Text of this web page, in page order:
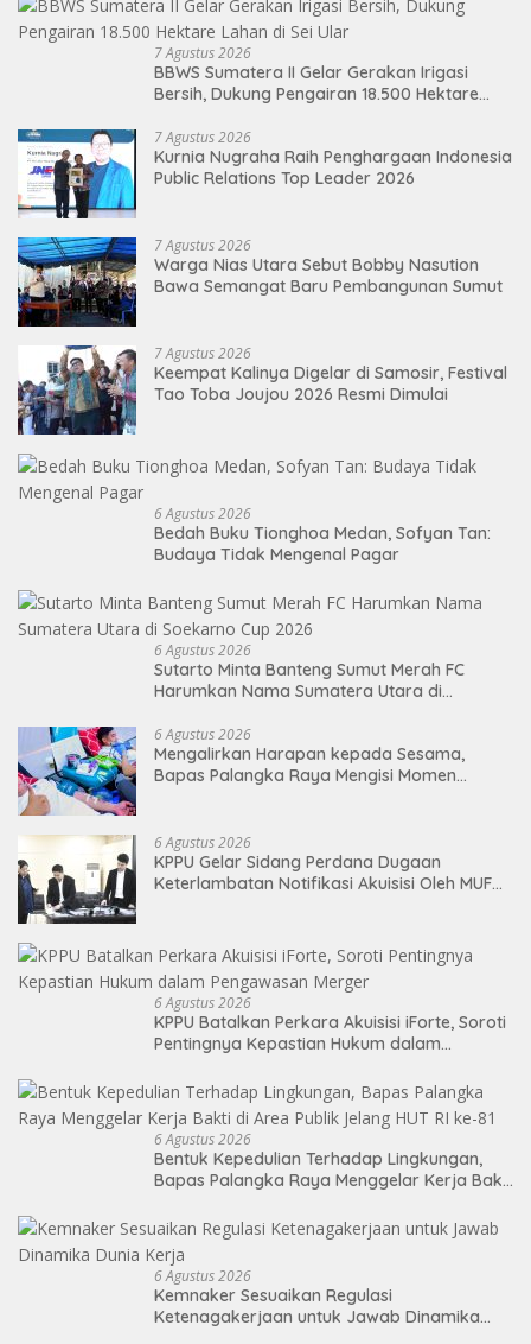
7 Agustus 2026
BBWS Sumatera II Gelar Gerakan Irigasi
Bersih, Dukung Pengairan 18.500 Hektare
7 Agustus 2026
Kurnia Nugraha Raih Penghargaan Indonesia
Public Relations Top Leader 2026
7 Agustus 2026
Warga Nias Utara Sebut Bobby Nasution
Bawa Semangat Baru Pembangunan Sumut
7 Agustus 2026
Keempat Kalinya Digelar di Samosir, Festival
Tao Toba Joujou 2026 Resmi Dimulai
6 Agustus 2026
Bedah Buku Tionghoa Medan, Sofyan Tan:
Budaya Tidak Mengenal Pagar
6 Agustus 2026
Sutarto Minta Banteng Sumut Merah FC
Harumkan Nama Sumatera Utara di
6 Agustus 2026
Mengalirkan Harapan kepada Sesama,
Bapas Palangka Raya Mengisi Momen
6 Agustus 2026
KPPU Gelar Sidang Perdana Dugaan
Keterlambatan Notifikasi Akuisisi Oleh MUFG
6 Agustus 2026
KPPU Batalkan Perkara Akuisisi iForte, Soroti
Pentingnya Kepastian Hukum dalam
6 Agustus 2026
Bentuk Kepedulian Terhadap Lingkungan,
Bapas Palangka Raya Menggelar Kerja Bakti
6 Agustus 2026
Kemnaker Sesuaikan Regulasi
Ketenagakerjaan untuk Jawab Dinamika